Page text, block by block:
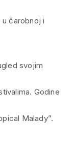
čarobnoj i
svojim
Godine
Malady”.